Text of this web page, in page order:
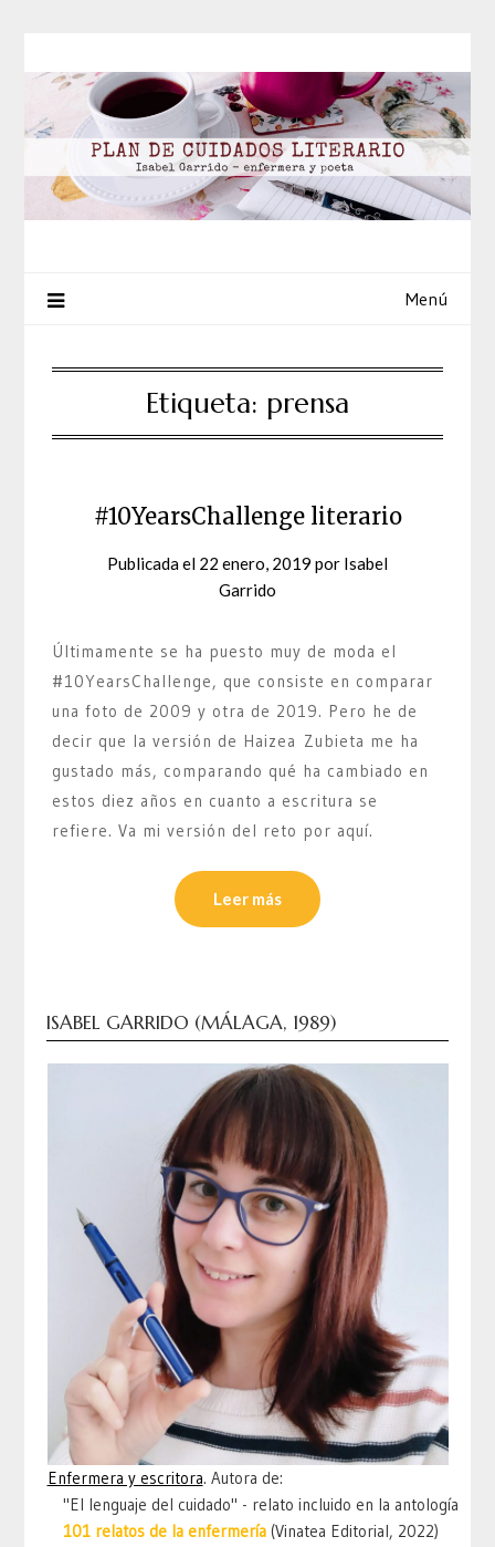
contenido
Menú
Etiqueta: prensa
#10YearsChallenge literario
Publicada el 22 enero, 2019 por Isabel
Garrido
Últimamente se ha puesto muy de moda el
#10YearsChallenge, que consiste en comparar
una foto de 2009 y otra de 2019. Pero he de
decir que la versión de Haizea Zubieta me ha
gustado más, comparando qué ha cambiado en
estos diez años en cuanto a escritura se
refiere. Va mi versión del reto por aquí.
Leer más
ISABEL GARRIDO (MÁLAGA, 1989)
Enfermera y escritora. Autora de:
"El lenguaje del cuidado" - relato incluido en la antología
101 relatos de la enfermería (Vinatea Editorial, 2022)